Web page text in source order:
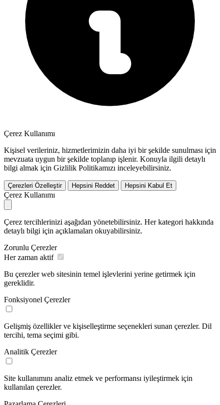
Çerez Kullanımı
Kişisel verileriniz, hizmetlerimizin daha iyi bir şekilde sunulması için
mevzuata uygun bir şekilde toplanıp işlenir. Konuyla ilgili detaylı
bilgi almak için Gizlilik Politikamızı inceleyebilirsiniz.
Çerezleri Özelleştir Hepsini Reddet Hepsini Kabul Et
Çerez Kullanımı
Çerez tercihlerinizi aşağıdan yönetebilirsiniz. Her kategori hakkında
detaylı bilgi için açıklamaları okuyabilirsiniz.
Zorunlu Çerezler
Her zaman aktif
Bu çerezler web sitesinin temel işlevlerini yerine getirmek için
gereklidir.
Fonksiyonel Çerezler
Gelişmiş özellikler ve kişiselleştirme seçenekleri sunan çerezler. Dil
tercihi, tema seçimi gibi.
Analitik Çerezler
Site kullanımını analiz etmek ve performansı iyileştirmek için
kullanılan çerezler.